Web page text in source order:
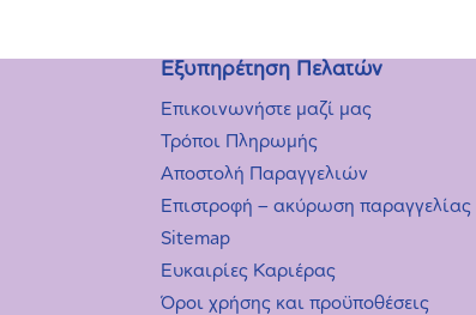
Εξυπηρέτηση Πελατών
Επικοινωνήστε μαζί μας
Τρόποι Πληρωμής
Αποστολή Παραγγελιών
Επιστροφή – ακύρωση παραγγελίας
Sitemap
Ευκαιρίες Καριέρας
Όροι χρήσης και προϋποθέσεις